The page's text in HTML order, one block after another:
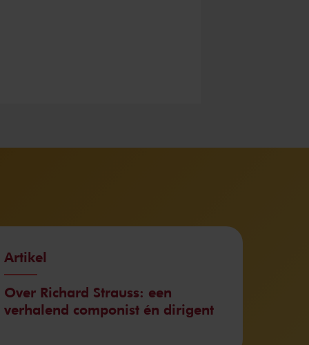
Artikel
Over Richard Strauss: een
verhalend componist én dirigent